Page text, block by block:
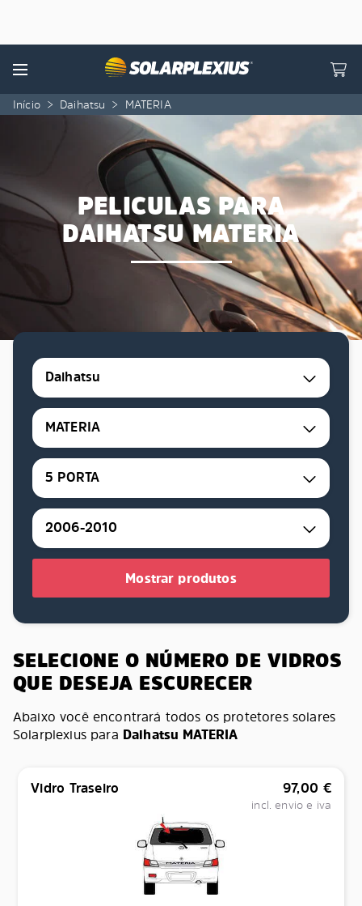
Menu
Início > Daihatsu > MATERIA
PELICULAS PARA
DAIHATSU MATERIA
Daihatsu
MATERIA
5 PORTA
2006-2010
Mostrar produtos
SELECIONE O NÚMERO DE VIDROS
QUE DESEJA ESCURECER
Abaixo você encontrará todos os protetores solares
Solarplexius para Daihatsu MATERIA
Vidro Traseiro 97,00 €
incl. envio e iva